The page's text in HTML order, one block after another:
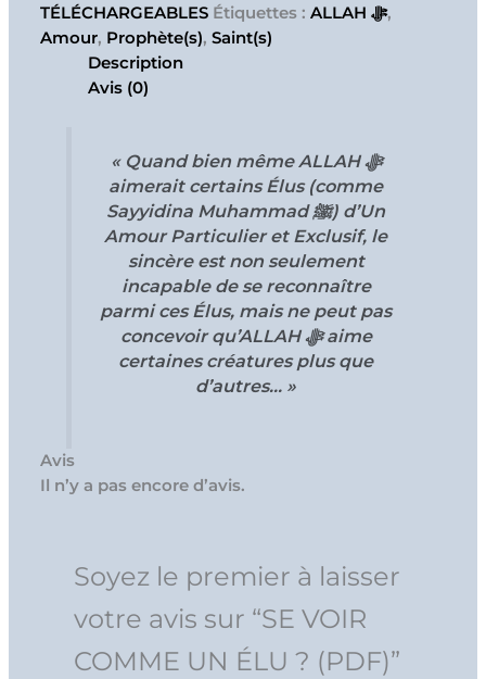
TÉLÉCHARGEABLES Étiquettes : ALLAH ﷻ,
Amour, Prophète(s),Saint(s)
Description
Avis (0)
« Quand bien même ALLAH ﷻ
aimerait certains Élus (comme
Sayyidina Muhammad ﷺ) d’Un
Amour Particulier et Exclusif, le
sincère est non seulement
incapable de se reconnaître
parmi ces Élus, mais ne peut pas
concevoir qu’ALLAH ﷻ aime
certaines créatures plus que
d’autres… »
Avis
Il n’y a pas encore d’avis.
Soyez le premier à laisser
votre avis sur “SE VOIR
COMME UN ÉLU ? (PDF)”